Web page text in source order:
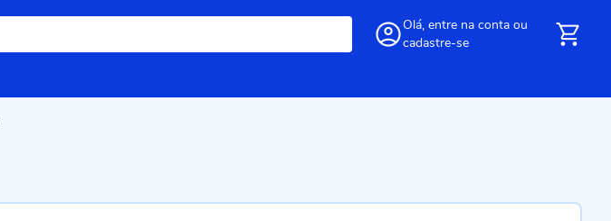
Olá, entre na conta ou
cadastre-se